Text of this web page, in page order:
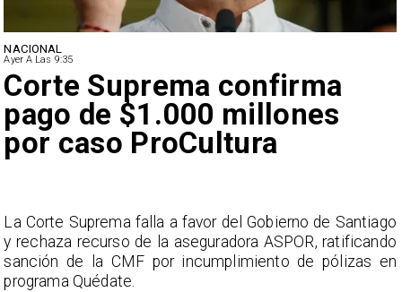
NACIONAL
Ayer A Las 9:35
Corte Suprema confirma
pago de $1.000 millones
por caso ProCultura
La Corte Suprema falla a favor del Gobierno de Santiago
y rechaza recurso de la aseguradora ASPOR, ratificando
sanción de la CMF por incumplimiento de pólizas en
programa Quédate.